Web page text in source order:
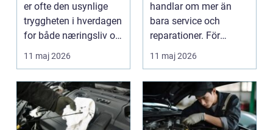
er ofte den usynlige
tryggheten i hverdagen
for både næringsliv og
privatperson...
11 maj 2026
handlar om mer än
bara service och
reparationer. För
många förare i Skåne
11 maj 2026